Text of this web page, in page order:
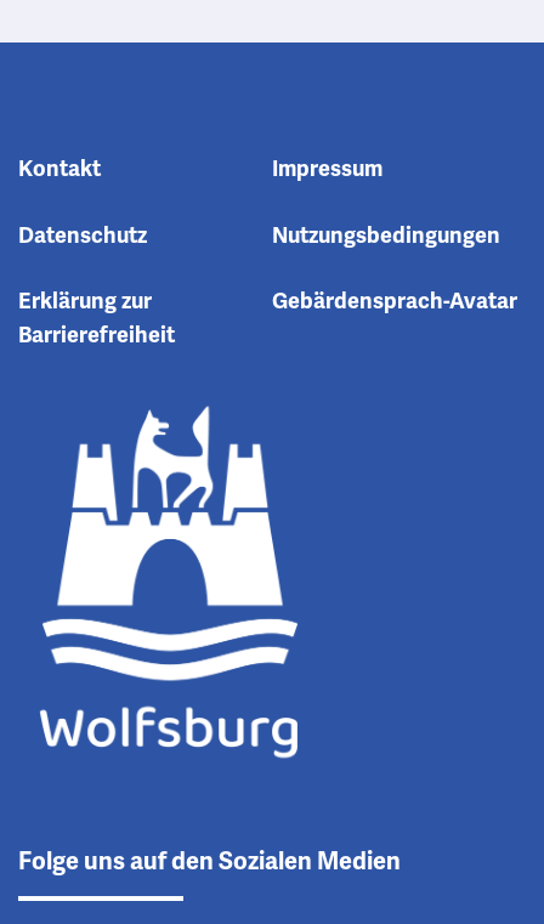
Kontakt Impressum
Datenschutz Nutzungsbedingungen
Erklärung zur
Barrierefreiheit
Gebärdensprach-Avatar
Folge uns auf den Sozialen Medien